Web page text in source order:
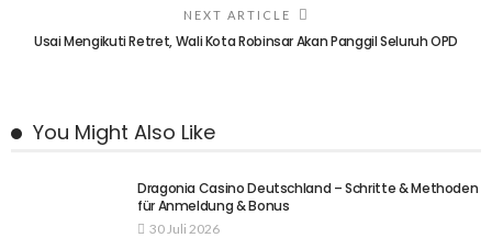
NEXT ARTICLE
Usai Mengikuti Retret, Wali Kota Robinsar Akan Panggil Seluruh OPD
You Might Also Like
Dragonia Casino Deutschland – Schritte & Methoden
für Anmeldung & Bonus
30 Juli 2026